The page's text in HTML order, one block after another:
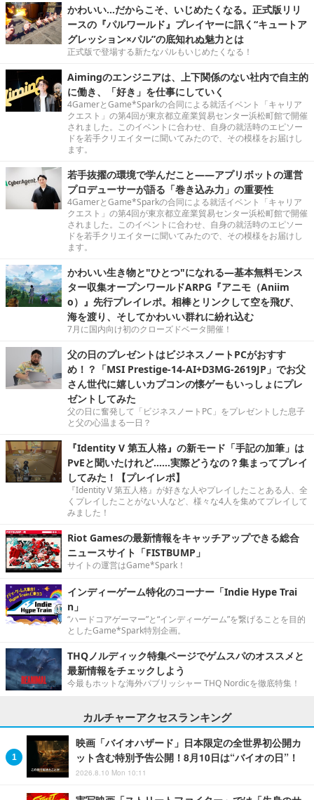
かわいい…だからこそ、いじめたくなる。正式版リリ
ースの『パルワールド』プレイヤーに訊く“キュートア
グレッション×パル”の底知れぬ魅力とは
正式版で登場する新たなパルもいじめたくなる！
Aimingのエンジニアは、上下関係のない社内で自主的
に働き、「好き」を仕事にしていく
4GamerとGame*Sparkの合同による就活イベント「キャリア
クエスト」の第4回が東京都立産業貿易センター浜松町館で開催
されました。このイベントに合わせ、自身の就活時のエピソー
ドを若手クリエイターに聞いてみたので、その模様をお届けし
ます。
若手抜擢の環境で学んだこと――アプリボットの運営
プロデューサーが語る「巻き込み力」の重要性
4GamerとGame*Sparkの合同による就活イベント「キャリア
クエスト」の第4回が東京都立産業貿易センター浜松町館で開催
されました。このイベントに合わせ、自身の就活時のエピソー
ドを若手クリエイターに聞いてみたので、その模様をお届けし
ます。
かわいい生き物と"ひとつ"になれる―基本無料モンス
ター収集オープンワールドARPG『アニモ（Aniim
o）』先行プレイレポ。相棒とリンクして空を飛び、
海を渡り、そしてかわいい群れに紛れ込む
7月に国内向け初のクローズドベータ開催！
父の日のプレゼントはビジネスノートPCがおすす
め！？「MSI Prestige-14-AI+D3MG-2619JP」でお父
さん世代に嬉しいカプコンの懐ゲーもいっしょにプレ
ゼントしてみた
父の日に奮発して「ビジネスノートPC」をプレゼントした息子
と父の心温まる一日？
『Identity V 第五人格』の新モード「手記の加筆」は
PvEと聞いたけれど……実際どうなの？集まってプレイ
してみた！【プレイレポ】
『Identity V 第五人格』が好きな人やプレイしたことある人、全
くプレイしたことがない人など、様々な4人を集めてプレイして
みました！
Riot Gamesの最新情報をキャッチアップできる総合
ニュースサイト「FISTBUMP」
サイトの運営はGame*Spark！
インディーゲーム特化のコーナー「Indie Hype Trai
n」
“ハードコアゲーマー”と“インディーゲーム”を繋げることを目的
としたGame*Spark特別企画。
THQノルディック特集ページでゲムスパのオススメと
最新情報をチェックしよう
今最もホットな海外パブリッシャー THQ Nordicを徹底特集！
カルチャーアクセスランキング
映画「バイオハザード」日本限定の全世界初公開カ
ット含む特別予告公開！8月10日は“バイオの日”！
2026.8.10 Mon 10:11